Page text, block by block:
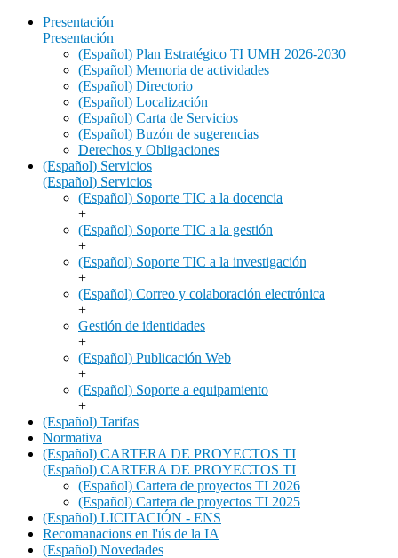
Presentación
Presentación
(Español) Plan Estratégico TI UMH 2026-2030
(Español) Memoria de actividades
(Español) Directorio
(Español) Localización
(Español) Carta de Servicios
(Español) Buzón de sugerencias
Derechos y Obligaciones
(Español) Servicios
(Español) Servicios
(Español) Soporte TIC a la docencia
+
(Español) Soporte TIC a la gestión
+
(Español) Soporte TIC a la investigación
+
(Español) Correo y colaboración electrónica
+
Gestión de identidades
+
(Español) Publicación Web
+
(Español) Soporte a equipamiento
+
(Español) Tarifas
Normativa
(Español) CARTERA DE PROYECTOS TI
(Español) CARTERA DE PROYECTOS TI
(Español) Cartera de proyectos TI 2026
(Español) Cartera de proyectos TI 2025
(Español) LICITACIÓN - ENS
Recomanacions en l'ús de la IA
(Español) Novedades